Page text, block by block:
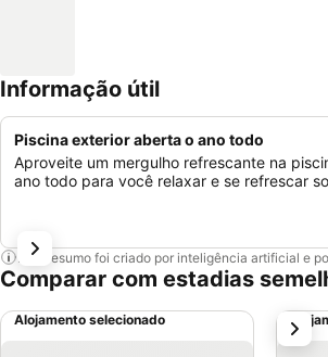
Informação útil
Piscina exterior aberta o ano todo
Aproveite um mergulho refrescante na
ano todo para você relaxar e se refrescar
Este resumo foi criado por inteligência artificial e
Comparar com estadias
Alojamento selecionado